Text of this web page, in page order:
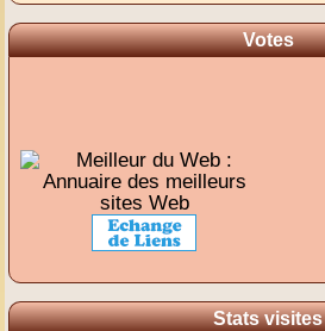
Votes
Stats visites